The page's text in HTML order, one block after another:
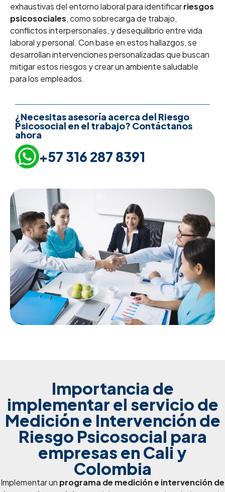
exhaustivas del entorno laboral para identificarriesgos
psicosociales, como sobrecarga de trabajo,
conflictos interpersonales, y desequilibrio entre vida
laboral y personal. Con base en estos hallazgos, se
desarrollan intervenciones personalizadas que buscan
mitigar estos riesgos y crear un ambiente saludable
para los empleados.
¿Necesitas asesoría acerca del Riesgo
Psicosocial en el trabajo? Contáctanos
ahora
+57 316 287 8391
Importancia de
implementar el servicio de
Medición e Intervención de
Riesgo Psicosocial para
empresas en Cali y
Colombia
Implementar un programa de medición e intervención de